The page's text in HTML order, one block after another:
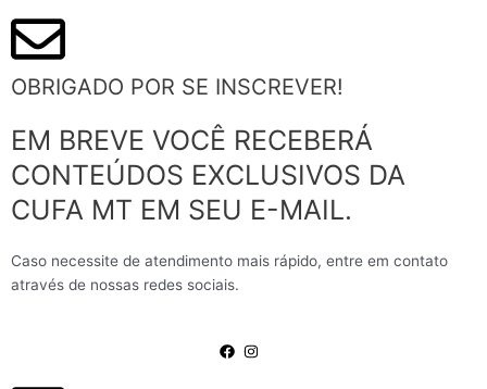
OBRIGADO POR SE INSCREVER!
EM BREVE VOCÊ RECEBERÁ
CONTEÚDOS EXCLUSIVOS DA
CUFA MT EM SEU E-MAIL.
Caso necessite de atendimento mais rápido, entre em contato
através de nossas redes sociais.